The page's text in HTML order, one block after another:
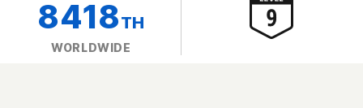
8418TH
WORLDWIDE